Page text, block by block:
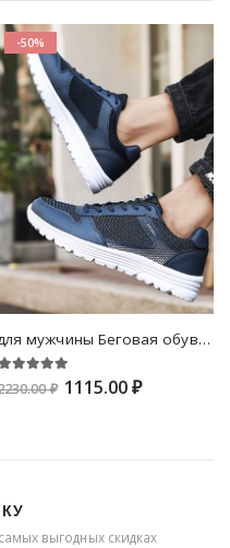
-50%
для мужчины Беговая обувь с текстовым принтом на шнурках
₽ 1115.00 ₽
выгодных скидках